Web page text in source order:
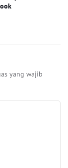
yang wajib